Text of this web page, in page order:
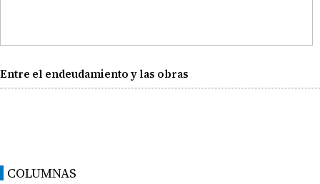
Entre el endeudamiento y las obras
COLUMNAS